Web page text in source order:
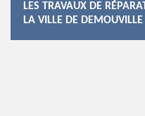
LES TRAVAUX DE
LA VILLE DE